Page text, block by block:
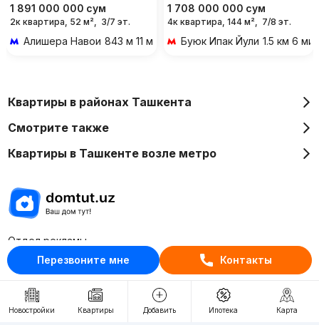
Перезвоните мне Контакты
1 891 000 000 сум
2к квартира, 52 м², 3/7 эт.
Алишера Навои 843 м 11 мин пешком
1 708 000 000 сум
4к квартира, 144 м², 7/8 эт.
Буюк Ипак Йули 1.5 км 6
Новостройки Квартиры Добавить Ипотека Карта
Квартиры в районах Ташкента
Смотрите также
Квартиры в Ташкенте возле метро
Отдел рекламы
+998 (78) 113-20-86
+998 (93) 390-30-10
Пн-Пт. С 9:30 до 18:00